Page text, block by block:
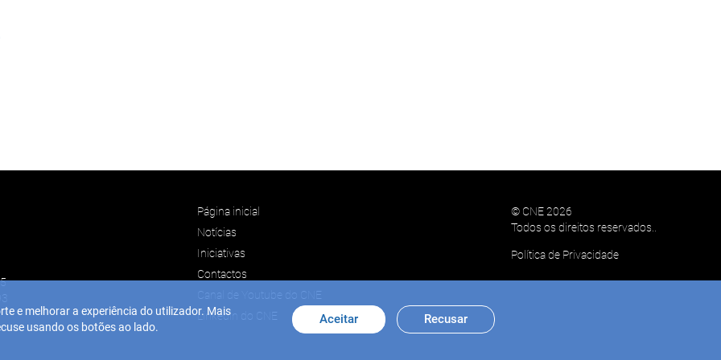
Página inicial
Notícias
Iniciativas
Contactos
Canal de Youtube do CNE
Linkedin do CNE
© CNE 2026
Todos os direitos reservados..
Política de Privacidade
e melhorar a experiência do utilizador. Mais
usando os botões ao lado.
Aceitar Recusar